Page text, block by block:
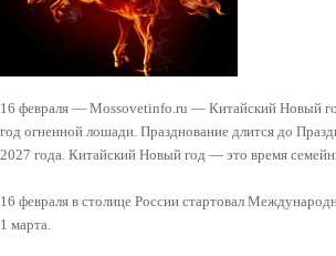
16 февраля — Mossovetinfo.ru — Китайский Новый
год огненной лошади. Празднование длится до
2027 года. Китайский Новый год — это время
16 февраля в столице России стартовал
1 марта.